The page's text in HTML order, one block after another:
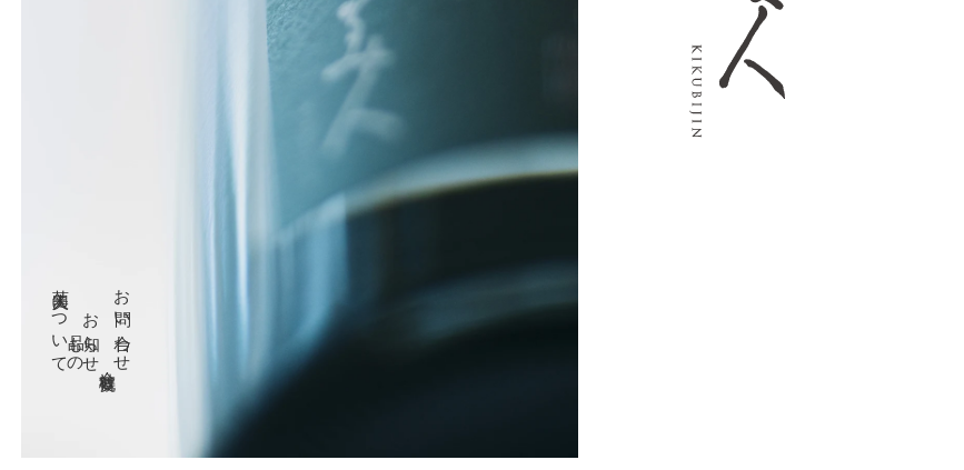
菊美人について品ものお知らせ会社概要お問い合わせ